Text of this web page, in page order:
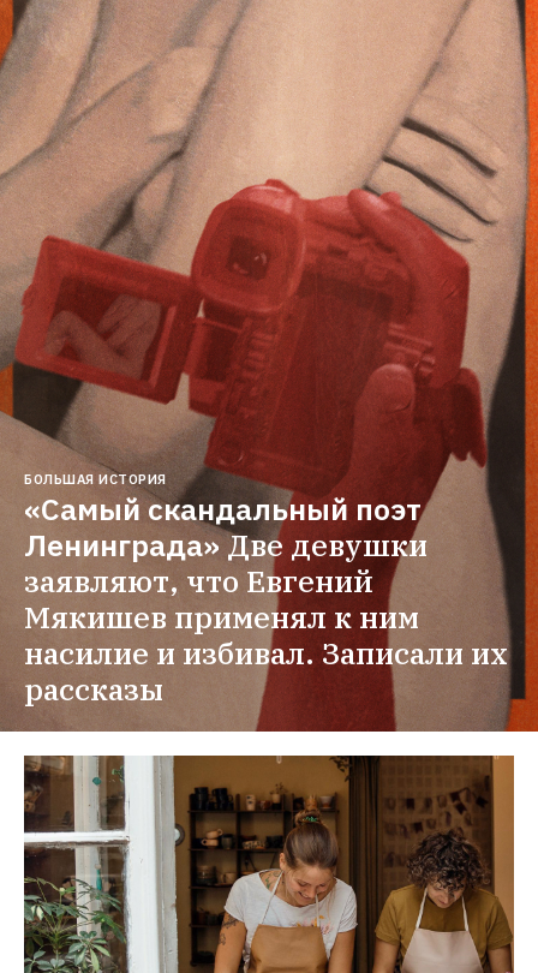
БОЛЬШАЯ ИСТОРИЯ
«Самый скандальный поэт
Ленинграда»Две девушки
заявляют, что Евгений
Мякишев применял к ним
насилие и избивал. Записали их
рассказы